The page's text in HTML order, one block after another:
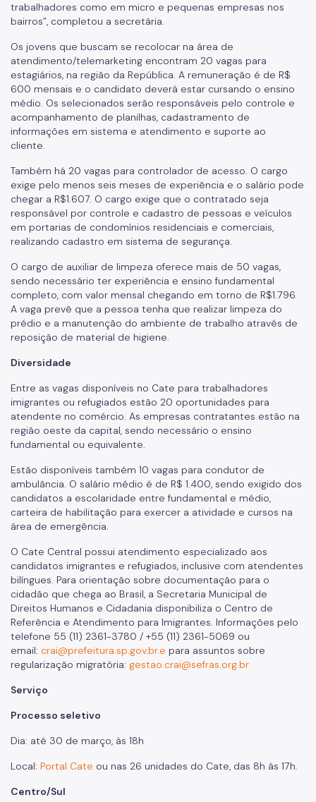
trabalhadores como em micro e pequenas empresas nos
bairros”, completou a secretária.
Os jovens que buscam se recolocar na área de
atendimento/telemarketing encontram 20 vagas para
estagiários, na região da República. A remuneração é de R$
600 mensais e o candidato deverá estar cursando o ensino
médio. Os selecionados serão responsáveis pelo controle e
acompanhamento de planilhas, cadastramento de
informações em sistema e atendimento e suporte ao
cliente.
Também há 20 vagas para controlador de acesso. O cargo
exige pelo menos seis meses de experiência e o salário pode
chegar a R$1.607. O cargo exige que o contratado seja
responsável por controle e cadastro de pessoas e veículos
em portarias de condomínios residenciais e comerciais,
realizando cadastro em sistema de segurança.
O cargo de auxiliar de limpeza oferece mais de 50 vagas,
sendo necessário ter experiência e ensino fundamental
completo, com valor mensal chegando em torno de R$1.796.
A vaga prevê que a pessoa tenha que realizar limpeza do
prédio e a manutenção do ambiente de trabalho através de
reposição de material de higiene.
Diversidade
Entre as vagas disponíveis no Cate para trabalhadores
imigrantes ou refugiados estão 20 oportunidades para
atendente no comércio. As empresas contratantes estão na
região oeste da capital, sendo necessário o ensino
fundamental ou equivalente.
Estão disponíveis também 10 vagas para condutor de
ambulância. O salário médio é de R$ 1.400, sendo exigido dos
candidatos a escolaridade entre fundamental e médio,
carteira de habilitação para exercer a atividade e cursos na
área de emergência.
O Cate Central possui atendimento especializado aos
candidatos imigrantes e refugiados, inclusive com atendentes
bilíngues. Para orientação sobre documentação para o
cidadão que chega ao Brasil, a Secretaria Municipal de
Direitos Humanos e Cidadania disponibiliza o Centro de
Referência e Atendimento para Imigrantes. Informações pelo
telefone 55 (11) 2361-3780 / +55 (11) 2361-5069 ou
email: crai@prefeitura.sp.gov.br.e para assuntos sobre
regularização migratória: gestao.crai@sefras.org.br
Serviço
Processo seletivo
Dia: até 30 de março, às 18h
Local: Portal Cate ou nas 26 unidades do Cate, das 8h às 17h.
Centro/Sul